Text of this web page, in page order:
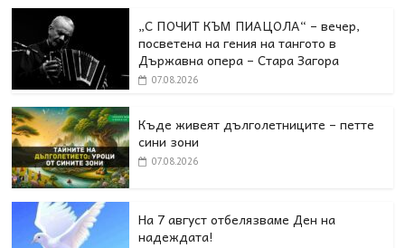
„С ПОЧИТ КЪМ ПИАЦОЛА“ – вечер,
посветена на гения на тангото в
Държавна опера – Стара Загора
07.08.2026
Къде живеят дълголетниците – петте
сини зони
07.08.2026
На 7 август отбелязваме Ден на
надеждата!